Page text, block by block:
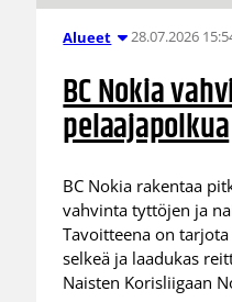
Alueet 28.07.2026
BC Nokia
pelaajapolkua
BC Nokia rakentaa
vahvinta tyttöjen ja
Tavoitteena on
selkeä ja laadukas
Naisten Korisliigaan